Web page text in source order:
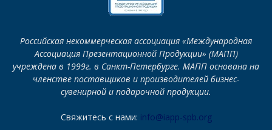
Российская некоммерческая ассоциация «Международная
Ассоциация Презентационной Продукции» (МАПП)
учреждена в 1999г. в Санкт-Петербурге. МАПП основана на
членстве поставщиков и производителей бизнес-
сувенирной и подарочной продукции.
Свяжитесь с нами: info@iapp-spb.org